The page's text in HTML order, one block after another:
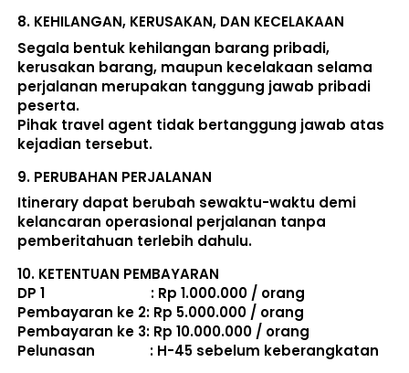
8. KEHILANGAN, KERUSAKAN, DAN KECELAKAAN
Segala bentuk kehilangan barang pribadi,
kerusakan barang, maupun kecelakaan selama
perjalanan merupakan tanggung jawab pribadi
peserta.
Pihak travel agent tidak bertanggung jawab atas
kejadian tersebut.
9. PERUBAHAN PERJALANAN
Itinerary dapat berubah sewaktu-waktu demi
kelancaran operasional perjalanan tanpa
pemberitahuan terlebih dahulu.
10. KETENTUAN PEMBAYARAN
DP 1                             : Rp 1.000.000 / orang
Pembayaran ke 2: Rp 5.000.000 / orang
Pembayaran ke 3: Rp 10.000.000 / orang
Pelunasan               : H-45 sebelum keberangkatan